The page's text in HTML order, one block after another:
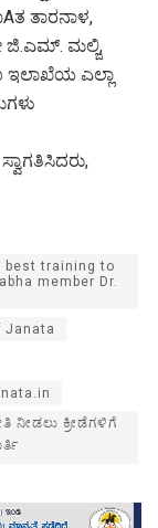
ತಾರನಾಳ,
ಜಿ.ಎಮ್. ಮಲ್ಜಿ,
ಇಲಾಖೆಯ ಎಲ್ಲಾ
best training to
member Dr.
Janata
ನೀಡಲು ಕ್ರೀಡೆಗಳಿಗೆ